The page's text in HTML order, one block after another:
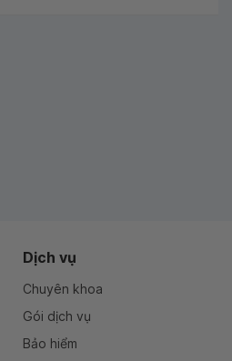
Dịch vụ
Chuyên khoa
Gói dịch vụ
Bảo hiểm